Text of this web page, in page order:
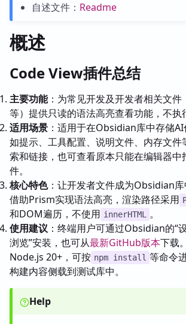
自述文件： Readme
概述
Code View插件总结
主要功能：为常见开发及开发者相关文
等）提供只读的语法高亮查看功能，不执
适用场景 ：适用于在Obsidian库中存储AI
如提示、工具配置、说明文件、内存文件
索和链接，也可查看原本只能在编辑器中
件。
核心特色：让开发者文件成为Obsidian库
借助Prism实现语法高亮，渲染路径采用
和DOM遍历，不使用 innerHTML
。
使用建议 ：终端用户可通过Obsidian的
浏览”安装，也可从最新GitHub版本下载
Node.js 20+，可按 npm install 等命令
构建内容侧载到测试库中。
Help